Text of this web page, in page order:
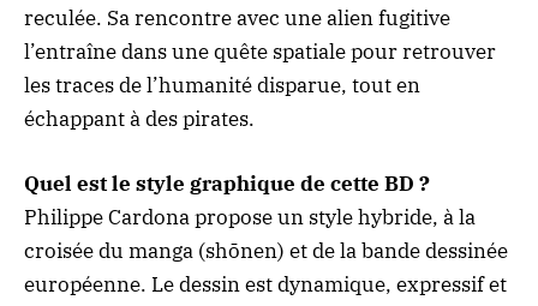
reculée. Sa rencontre avec une alien fugitive
l’entraîne dans une quête spatiale pour retrouver
les traces de l’humanité disparue, tout en
échappant à des pirates.
Quel est le style graphique de cette BD ?
Philippe Cardona propose un style hybride, à la
croisée du manga (shōnen) et de la bande dessinée
européenne. Le dessin est dynamique, expressif et